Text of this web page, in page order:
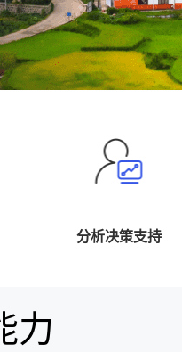
分析决策支持
力